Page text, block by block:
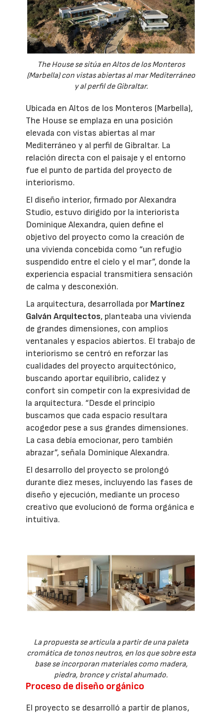
The House se sitúa en Altos de los Monteros
(Marbella) con vistas abiertas al mar Mediterráneo
y al perfil de Gibraltar.
Ubicada en Altos de los Monteros (Marbella),
The House se emplaza en una posición
elevada con vistas abiertas al mar
Mediterráneo y al perfil de Gibraltar. La
relación directa con el paisaje y el entorno
fue el punto de partida del proyecto de
interiorismo.
El diseño interior, firmado por Alexandra
Studio, estuvo dirigido por la interiorista
Dominique Alexandra, quien define el
objetivo del proyecto como la creación de
una vivienda concebida como “un refugio
suspendido entre el cielo y el mar”, donde la
experiencia espacial transmitiera sensación
de calma y desconexión.
La arquitectura, desarrollada por Martínez
Galván Arquitectos, planteaba una vivienda
de grandes dimensiones, con amplios
ventanales y espacios abiertos. El trabajo de
interiorismo se centró en reforzar las
cualidades del proyecto arquitectónico,
buscando aportar equilibrio, calidez y
confort sin competir con la expresividad de
la arquitectura. “Desde el principio
buscamos que cada espacio resultara
acogedor pese a sus grandes dimensiones.
La casa debía emocionar, pero también
abrazar”, señala Dominique Alexandra.
El desarrollo del proyecto se prolongó
durante diez meses, incluyendo las fases de
diseño y ejecución, mediante un proceso
creativo que evolucionó de forma orgánica e
intuitiva.
La propuesta se articula a partir de una paleta
cromática de tonos neutros, en los que sobre esta
base se incorporan materiales como madera,
piedra, bronce y cristal ahumado.
Proceso de diseño orgánico
El proyecto se desarrolló a partir de planos,